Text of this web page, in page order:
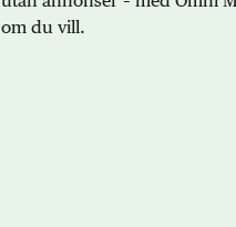
om du vill.